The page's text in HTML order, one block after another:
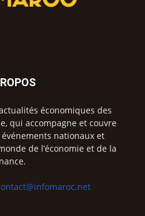
économiques des
qui accompagne et couvre
nationaux et
de l’économie et de la